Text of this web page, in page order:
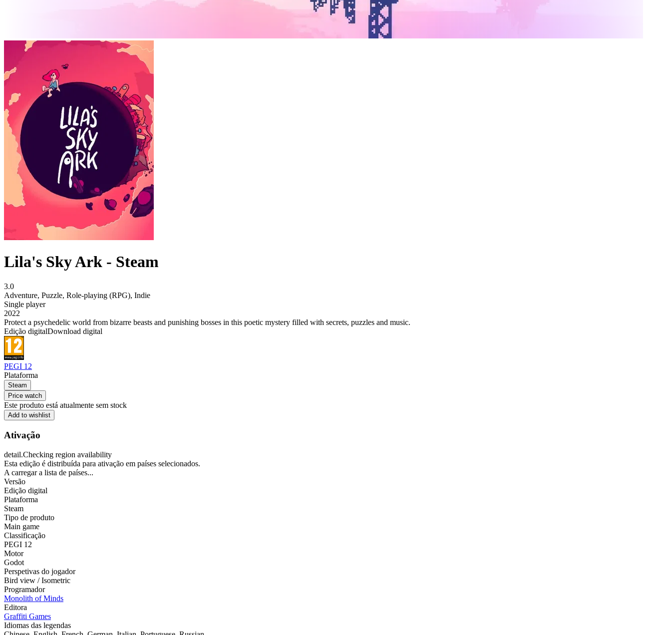
Lila's Sky Ark - Steam
3.0
Adventure, Puzzle, Role-playing (RPG), Indie
Single player
2022
Protect a psychedelic world from bizarre beasts and punishing bosses in this poetic mystery filled with secrets, puzzles and music.
Edição digitalDownload digital
PEGI 12
Plataforma
Steam
Price watch
Este produto está atualmente sem stock
Add to wishlist
Ativação
detail.Checking region availability
Esta edição é distribuída para ativação em países selecionados.
A carregar a lista de países...
Versão
Edição digital
Plataforma
Steam
Tipo de produto
Main game
Classificação
PEGI 12
Motor
Godot
Perspetivas do jogador
Bird view / Isometric
Programador
Monolith of Minds
Editora
Graffiti Games
Idiomas das legendas